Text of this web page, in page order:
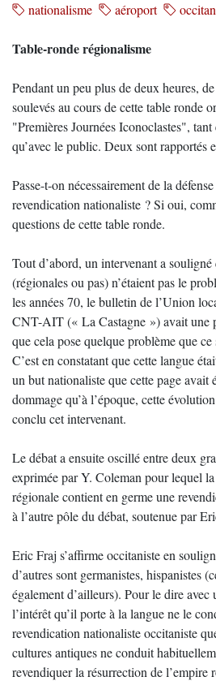
nationalisme
aéroport occitan
Table-ronde régionalisme
Pendant un peu plus de deux heures,
soulevés au cours de cette table ronde
"Premières Journées Iconoclastes",
qu’avec le public. Deux sont rapportés
Passe-t-on nécessairement de la
revendication nationaliste ? Si oui,
questions de cette table ronde.
Tout d’abord, un intervenant a souligné
(régionales ou pas) n’étaient pas le
les années 70, le bulletin de l’Union
CNT-AIT (« La Castagne ») avait une
que cela pose quelque problème que
C’est en constatant que cette langue
un but nationaliste que cette page avait
dommage qu’à l’époque, cette
conclu cet intervenant.
Le débat a ensuite oscillé entre deux
exprimée par Y. Coleman pour lequel
régionale contient en germe une
à l’autre pôle du débat, soutenue par
Eric Fraj s’affirme occitaniste en
d’autres sont germanistes, hispanistes
également d’ailleurs). Pour le dire avec
l’intérêt qu’il porte à la langue ne le
revendication nationaliste occitaniste
cultures antiques ne conduit
revendiquer la résurrection de l’empire